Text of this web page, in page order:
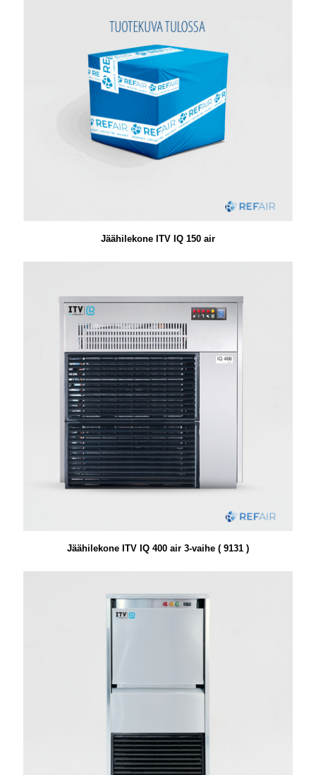
Jäähilekone ITV IQ 150 air
Jäähilekone ITV IQ 400 air 3-vaihe ( 9131 )